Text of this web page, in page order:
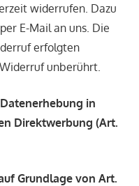
widerrufen. Dazu
E-Mail an uns. Die
erfolgten
unberührt.
in
Direktwerbung (Art.
Grundlage von Art.